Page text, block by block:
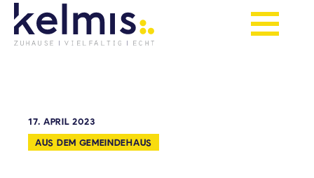
Navigation
17. APRIL 2023
AUS DEM GEMEINDEHAUS